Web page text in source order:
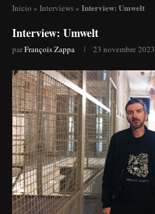
Inicio » Interviews » Interview: Umwelt
Interview: Umwelt
parFrançois Zappa 23 novembre 2023